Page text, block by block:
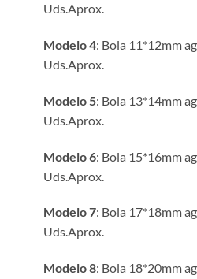
Uds.Aprox.
Modelo 4: Bola 11*12mm
Uds.Aprox.
Modelo 5: Bola 13*14mm
Uds.Aprox.
Modelo 6: Bola 15*16mm
Uds.Aprox.
Modelo 7: Bola 17*18mm
Uds.Aprox.
Modelo 8: Bola 18*20mm